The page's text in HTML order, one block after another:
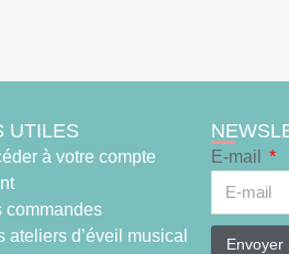
UTILES
à votre compte
commandes
ateliers d’éveil musical
E-mail
Envoyer